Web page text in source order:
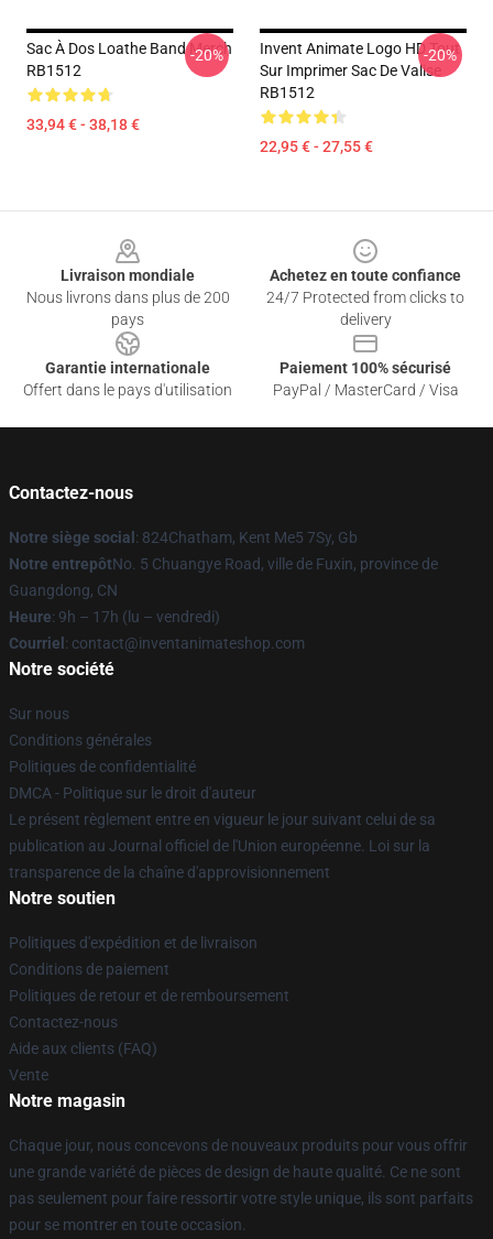
Sac À Dos Loathe Band Merch
RB1512
33,94 € - 38,18 €
-20%
Invent Animate Logo HD Tout
Sur Imprimer Sac De Valise
RB1512
22,95 € - 27,55 €
-20%
Livraison mondiale
Nous livrons dans plus de 200
pays
Achetez en toute confiance
24/7 Protected from clicks to
delivery
Garantie internationale
Offert dans le pays d'utilisation
Paiement 100% sécurisé
PayPal / MasterCard / Visa
Contactez-nous
Notre siège social : 824Chatham, Kent Me5 7Sy, Gb
Notre entrepôtNo. 5 Chuangye Road, ville de Fuxin, province de
Guangdong, CN
Heure: 9h – 17h (lu – vendredi)
Courriel : contact@inventanimateshop.com
Notre société
Sur nous
Conditions générales
Politiques de confidentialité
DMCA - Politique sur le droit d'auteur
Le présent règlement entre en vigueur le jour suivant celui de sa
publication au Journal officiel de l'Union européenne. Loi sur la
transparence de la chaîne d'approvisionnement
Notre soutien
Politiques d'expédition et de livraison
Conditions de paiement
Politiques de retour et de remboursement
Contactez-nous
Aide aux clients (FAQ)
Vente
Notre magasin
Chaque jour, nous concevons de nouveaux produits pour vous offrir
une grande variété de pièces de design de haute qualité. Ce ne sont
pas seulement pour faire ressortir votre style unique, ils sont parfaits
pour se montrer en toute occasion.